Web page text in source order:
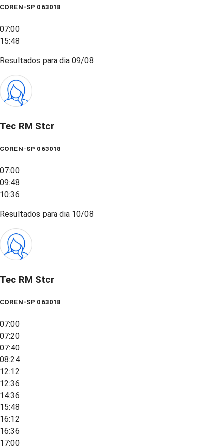
COREN-SP 063018
07:00
15:48
Resultados para dia09/08
Tec RM Stcr
COREN-SP 063018
07:00
09:48
10:36
Resultados para dia 10/08
Tec RM Stcr
COREN-SP 063018
07:00
07:20
07:40
08:24
12:12
12:36
14:36
15:48
16:12
16:36
17:00